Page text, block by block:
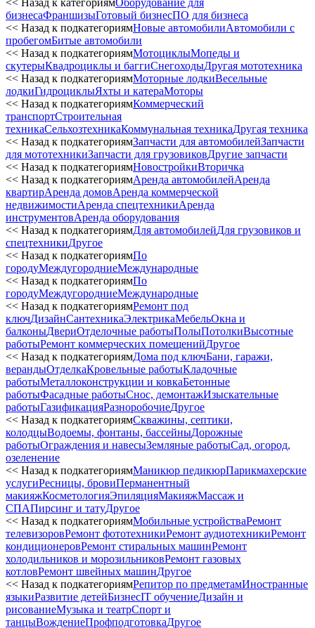
бизнесаФраншизыГотовый бизнесПО для бизнеса
<< Назад к подкатегориямНовые автомобилиАвтомобили с
пробегомБитые автомобили
<< Назад к подкатегориямМотоциклыМопеды и
скутерыКвадроциклы и баггиСнегоходыДругая мототехника
<< Назад к подкатегориямМоторные лодкиВесельные
лодкиГидроциклыЯхты и катераМоторы
<< Назад к подкатегориямКоммерческий
транспортСтроительная
техникаСельхозтехникаКоммунальная техникаДругая техника
<< Назад к подкатегориямЗапчасти для автомобилейЗапчасти
для мототехникиЗапчасти для грузовиковДругие запчасти
<< Назад к подкатегориямНовостройкиВторичка
<< Назад к подкатегориямАренда автомобилейАренда
квартирАренда домовАренда коммерческой
недвижимостиАренда спецтехникиАренда
инструментовАренда оборудования
<< Назад к подкатегориямДля автомобилейДля грузовиков и
спецтехникиДругое
<< Назад к подкатегориямПо
городуМеждугородниеМеждународные
<< Назад к подкатегориямПо
городуМеждугородниеМеждународные
<< Назад к подкатегориямРемонт под
ключДизайнСантехникаЭлектрикаМебельОкна и
балконыДвериОтделочные работыПолыПотолкиВысотные
работыРемонт коммерческих помещенийДругое
<< Назад к подкатегориямДома под ключБани, гаражи,
верандыОтделкаКровельные работыКладочные
работыМеталлоконструкции и ковкаБетонные
работыФасадные работыСнос, демонтажИзыскательные
работыГазификацияРазноробочиеДругое
<< Назад к подкатегориямСкважины, септики,
колодцыВодоемы, фонтаны, бассейныДорожные
работыОграждения и навесыЗемляные работыСад, огород,
озеленение
<< Назад к подкатегориямМаникюр педикюрПарикмахерские
услугиРесницы, бровиПерманентный
макияжКосметологияЭпиляцияМакияжМассаж и
СПАПирсинг и татуДругое
<< Назад к подкатегориямМобильные устройстваРемонт
телевизоровРемонт фототехникиРемонт аудиотехникиРемонт
кондиционеровРемонт стиральных машинРемонт
холодильников и морозильниковРемонт газовых
котловРемонт швейных машинДругое
<< Назад к подкатегориямРепитор по предметамИностранные
языкиРазвитие детейБизнесIT обучениеДизайн и
рисованиеМузыка и театрСпорт и
танцыВождениеПрофподготовкаДругое